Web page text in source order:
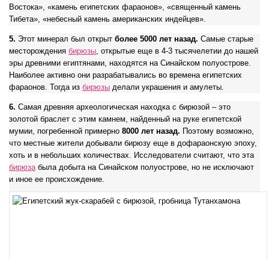
Востока», «камень египетских фараонов», «священный камень
Тибета», «небесный камень американских индейцев».
5. Этот минерал был открыт более 5000 лет назад. Самые старые
месторождения бирюзы , открытые еще в 4-3 тысячелетии до нашей
эры древними египтянами, находятся на Синайском полуострове.
Наиболее активно они разрабатывались во времена египетских
фараонов. Тогда из бирюзы делали украшения и амулеты.
6. Самая древняя археологическая находка с бирюзой – это
золотой браслет с этим камнем, найденный на руке египетской
мумии, погребенной примерно 8000 лет назад. Поэтому возможно,
что местные жители добывали бирюзу еще в дофараонскую эпоху,
хоть и в небольших количествах. Исследователи считают, что эта
бирюза была добыта на Синайском полуострове, но не исключают
и иное ее происхождение.